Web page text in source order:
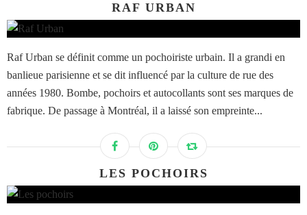
RAF URBAN
Raf Urban se définit comme un pochoiriste urbain. Il a grandi en
banlieue parisienne et se dit influencé par la culture de rue des
années 1980. Bombe, pochoirs et autocollants sont ses marques de
fabrique. De passage à Montréal, il a laissé son empreinte...
LES POCHOIRS